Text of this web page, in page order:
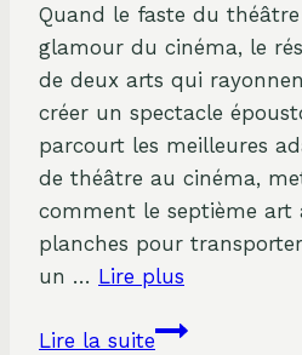
Public
Quand le faste du
glamour du cinéma, le
de deux arts qui
créer un spectacle
parcourt les meilleures
de théâtre au cinéma,
comment le septième art
planches pour
un … Lire plus
Lire la suiteDu